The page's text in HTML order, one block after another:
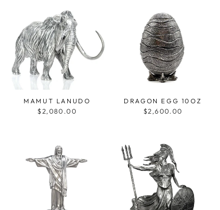
MAMUT LANUDO
$2,080.00
DRAGON EGG 10OZ
$2,600.00